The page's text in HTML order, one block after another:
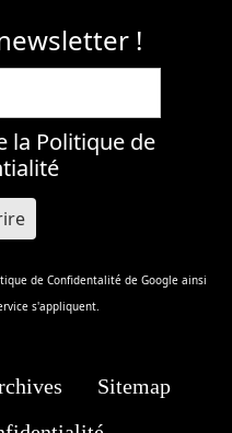
!
la Politique de
de Confidentalité de Google ainsi
s'appliquent.
Sitemap